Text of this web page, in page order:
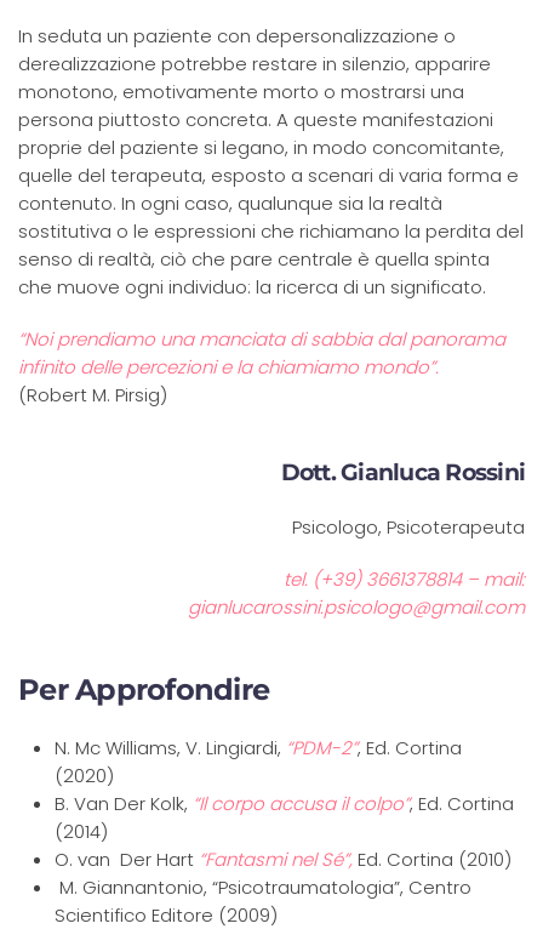
In seduta un paziente con depersonalizzazione o
derealizzazione potrebbe restare in silenzio, apparire
monotono, emotivamente morto o mostrarsi una
persona piuttosto concreta. A queste manifestazioni
proprie del paziente si legano, in modo concomitante,
quelle del terapeuta, esposto a scenari di varia forma e
contenuto. In ogni caso, qualunque sia la realtà
sostitutiva o le espressioni che richiamano la perdita del
senso di realtà, ciò che pare centrale è quella spinta
che muove ogni individuo: la ricerca di un significato.
“Noi prendiamo una manciata di sabbia dal panorama
infinito delle percezioni e la chiamiamo mondo”.
(Robert M. Pirsig)
Dott. Gianluca Rossini
Psicologo, Psicoterapeuta
tel. (+39) 3661378814 – mail:
gianlucarossini.psicologo@gmail.com
Per Approfondire
N. Mc Williams, V. Lingiardi, “PDM-2”, Ed. Cortina
(2020)
B. Van Der Kolk, “Il corpo accusa il colpo”, Ed. Cortina
(2014)
O. van Der Hart “Fantasmi nel Sé”,Ed. Cortina (2010)
M. Giannantonio, “Psicotraumatologia”, Centro
Scientifico Editore (2009)